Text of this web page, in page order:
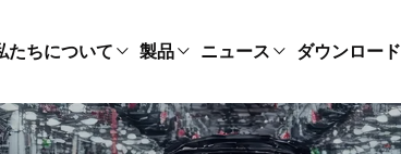
たちについて 製品 ニュース ダウンロード